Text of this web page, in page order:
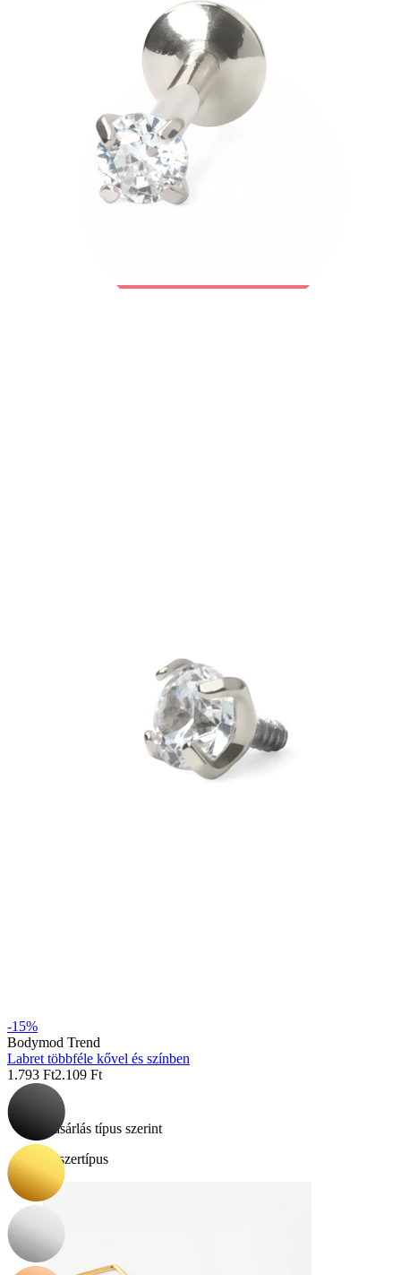
Bodymod Premium
Bodymod Moments
3-at fizetsz, 4-et vihetsz
Vásárlás típus szerint
Ékszertípus
-15%
Bodymod Trend
Labret többféle kővel és színben
1.793 Ft2.109 Ft